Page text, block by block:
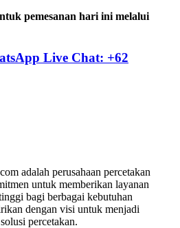
pemesanan hari ini melalui
Live Chat: +62
adalah perusahaan percetakan
untuk memberikan layanan
bagi berbagai kebutuhan
dengan visi untuk menjadi
percetakan.